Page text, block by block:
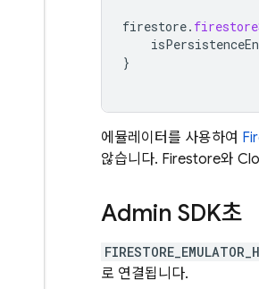
firestore.
}
에뮬레이터를 사용하여
않습니다. Firestore와
Admin SDK초
로 연결됩니다.